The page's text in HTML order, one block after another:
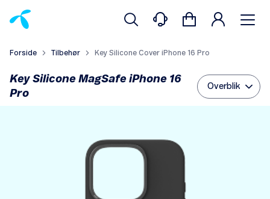
Forside Tilbehør Key Silicone Cover iPhone 16 Pro
Key Silicone MagSafe iPhone 16
Pro
Overblik